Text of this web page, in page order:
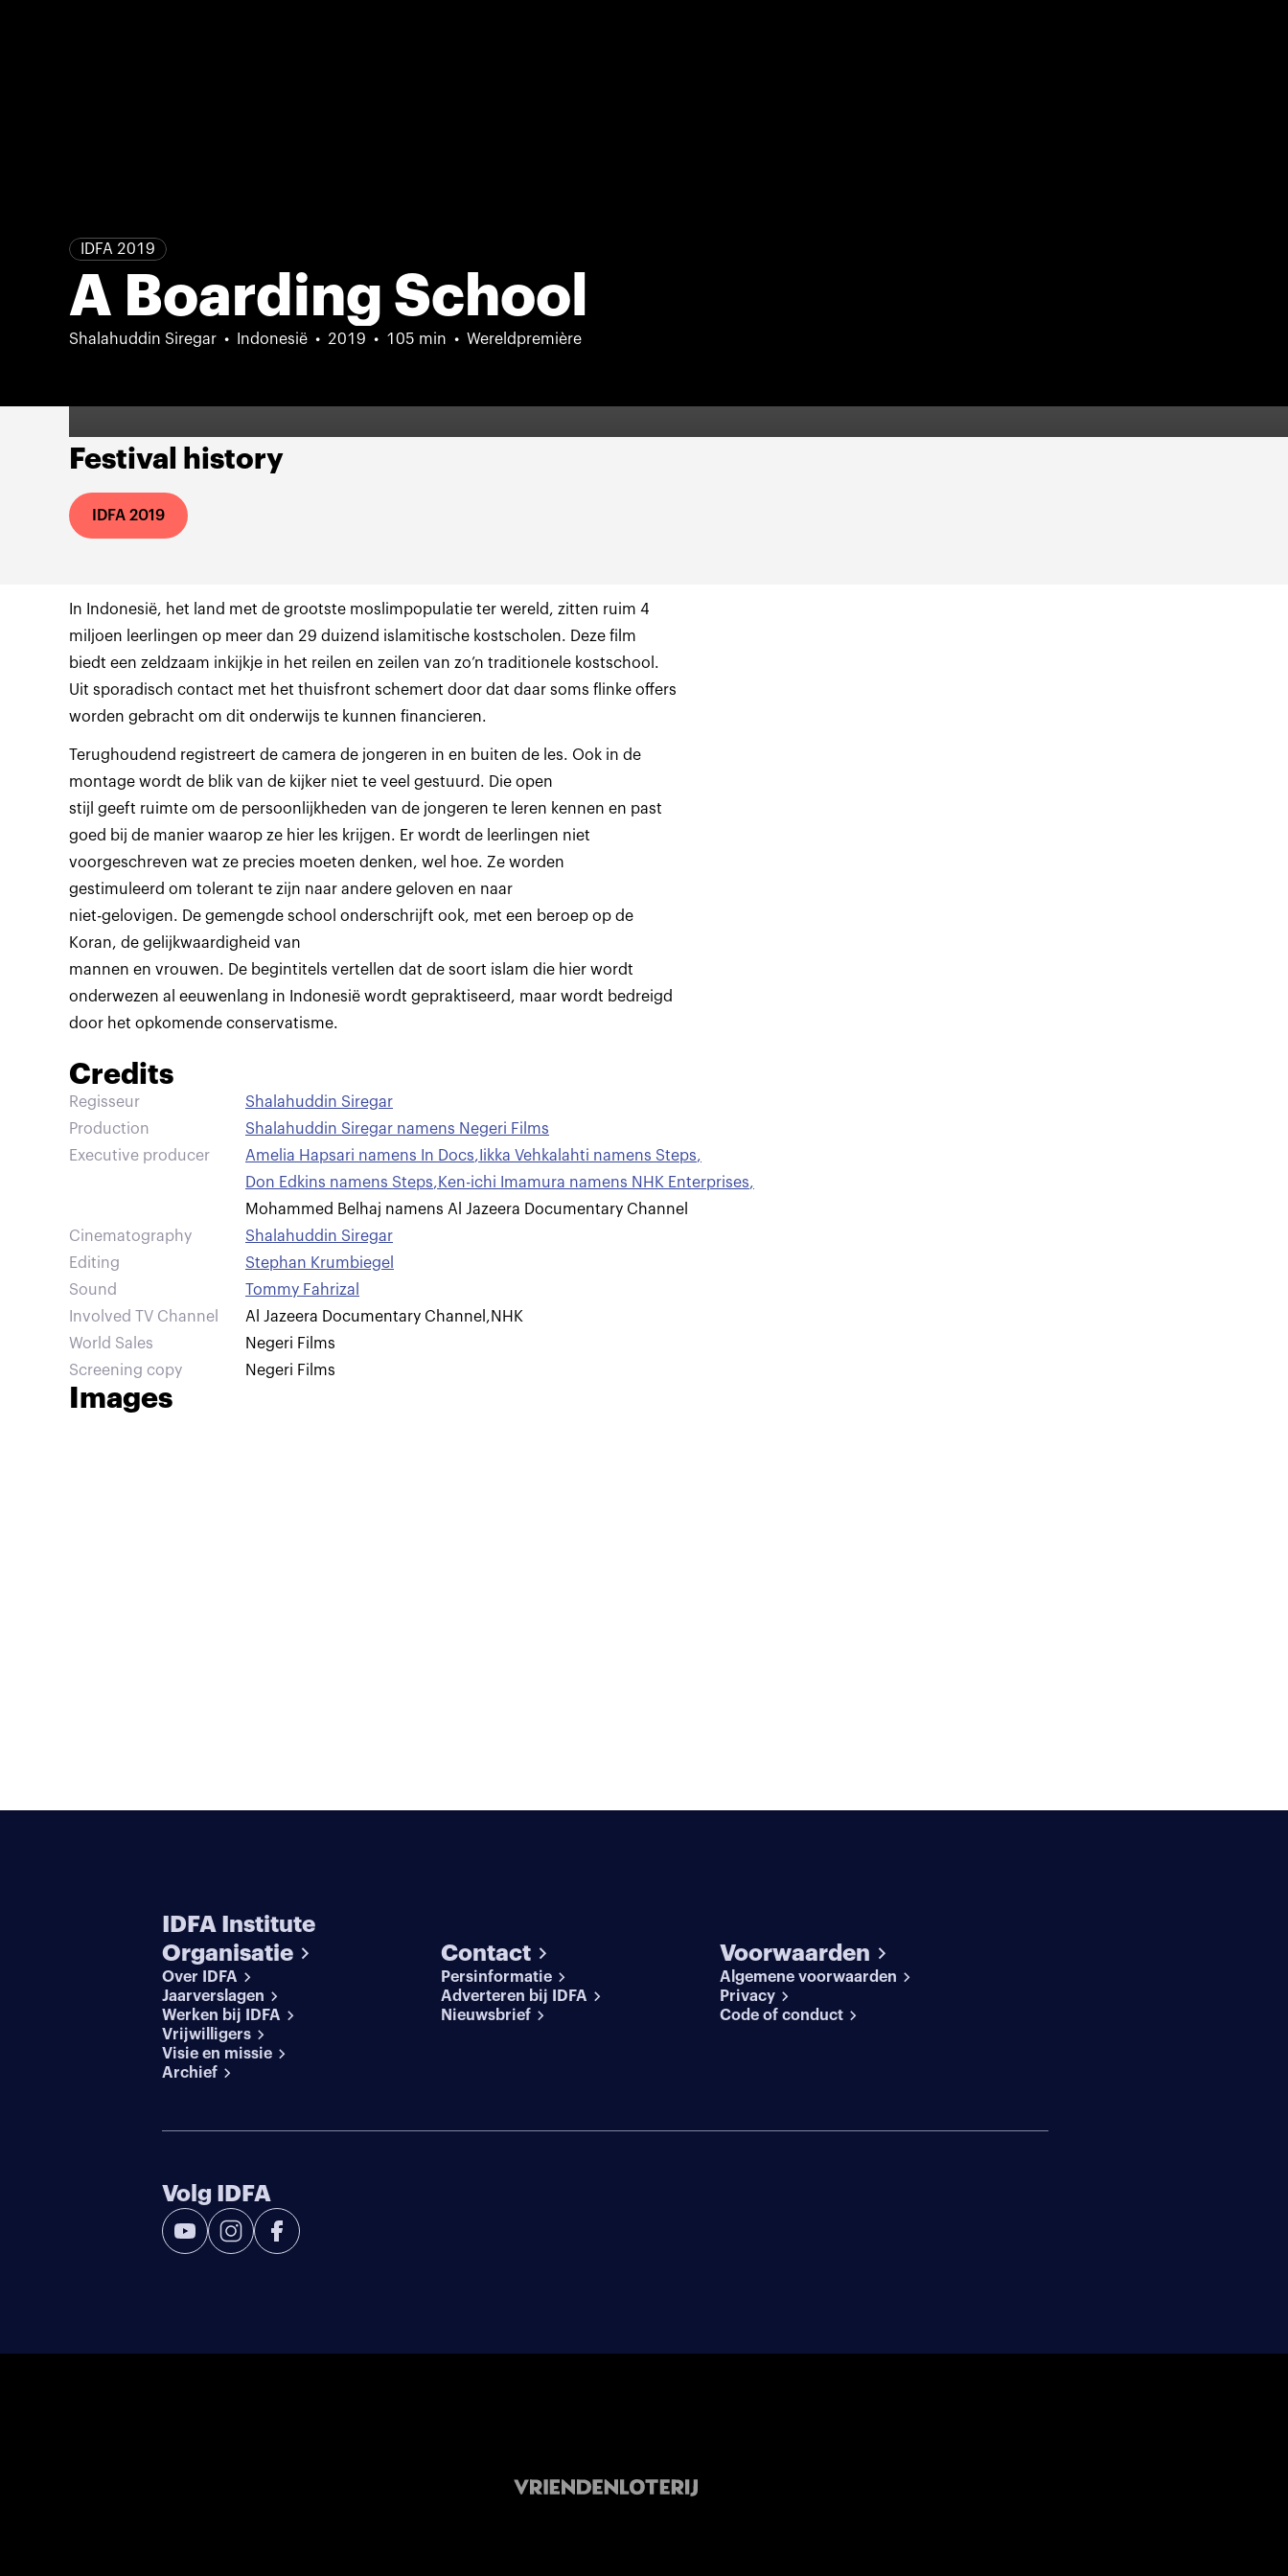
IDFA 2019
A Boarding School
Shalahuddin Siregar Indonesië 2019 105 min Wereldpremière
Festival history
IDFA 2019
In Indonesië, het land met de grootste moslimpopulatie ter wereld, zitten ruim 4
miljoen leerlingen op meer dan 29 duizend islamitische kostscholen. Deze film
biedt een zeldzaam inkijkje in het reilen en zeilen van zo’n traditionele kostschool.
Uit sporadisch contact met het thuisfront schemert door dat daar soms flinke offers
worden gebracht om dit onderwijs te kunnen financieren.
Terughoudend registreert de camera de jongeren in en buiten de les. Ook in de
montage wordt de blik van de kijker niet te veel gestuurd. Die open
stijl geeft ruimte om de persoonlijkheden van de jongeren te leren kennen en past
goed bij de manier waarop ze hier les krijgen. Er wordt de leerlingen niet
voorgeschreven wat ze precies moeten denken, wel hoe. Ze worden
gestimuleerd om tolerant te zijn naar andere geloven en naar
niet-gelovigen. De gemengde school onderschrijft ook, met een beroep op de
Koran, de gelijkwaardigheid van
mannen en vrouwen. De begintitels vertellen dat de soort islam die hier wordt
onderwezen al eeuwenlang in Indonesië wordt gepraktiseerd, maar wordt bedreigd
door het opkomende conservatisme.
Credits
Regisseur
Shalahuddin Siregar
Production
Shalahuddin Siregar namens Negeri Films
Executive producer
Amelia Hapsari namens In Docs, Iikka Vehkalahti namens Steps,
Don Edkins namens Steps, Ken-ichi Imamura namens NHK Enterprises,
Mohammed Belhaj namens Al Jazeera Documentary Channel
Cinematography
Shalahuddin Siregar
Editing
Stephan Krumbiegel
Sound
Tommy Fahrizal
Involved TV Channel
Al Jazeera Documentary Channel ,NHK
World Sales
Negeri Films
Screening copy
Negeri Films
Images
IDFA Institute
Organisatie
Over IDFA
Jaarverslagen
Werken bij IDFA
Vrijwilligers
Visie en missie
Archief
Contact
Persinformatie
Adverteren bij IDFA
Nieuwsbrief
Voorwaarden
Algemene voorwaarden
Privacy
Code of conduct
Volg IDFA